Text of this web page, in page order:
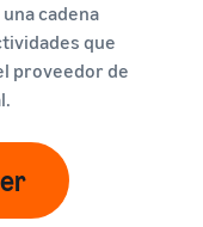
cadena
que
proveedor de